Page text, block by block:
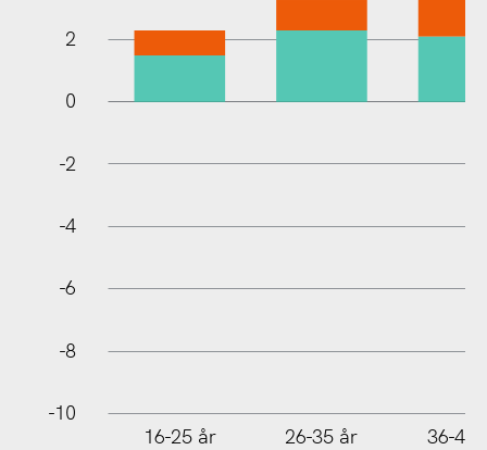
2
0
-2
-4
-6
-8
-10
16-25 år 26-35 år 36-45